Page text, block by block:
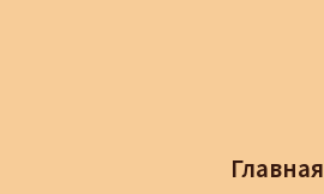
Главная